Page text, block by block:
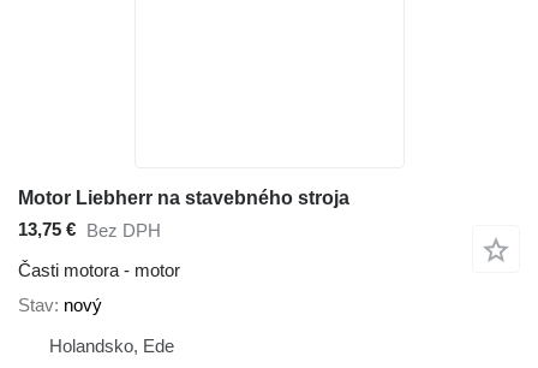
Motor Liebherr na stavebného stroja
13,75 € Bez DPH
Časti motora - motor
Stav nový
Holandsko, Ede